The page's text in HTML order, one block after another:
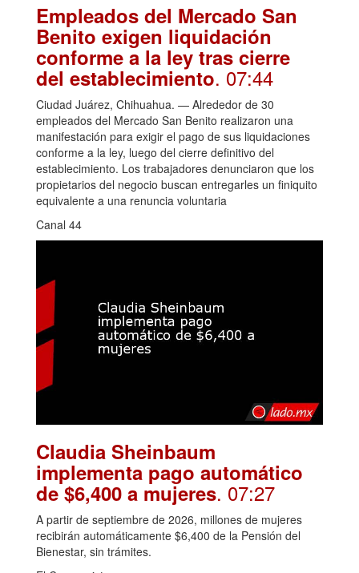
Empleados del Mercado San
Benito exigen liquidación
conforme a la ley tras cierre
del establecimiento. 07:44
Ciudad Juárez, Chihuahua. — Alrededor de 30
empleados del Mercado San Benito realizaron una
manifestación para exigir el pago de sus liquidaciones
conforme a la ley, luego del cierre definitivo del
establecimiento. Los trabajadores denunciaron que los
propietarios del negocio buscan entregarles un finiquito
equivalente a una renuncia voluntaria
Canal 44
Claudia Sheinbaum
implementa pago automático
de $6,400 a mujeres. 07:27
A partir de septiembre de 2026, millones de mujeres
recibirán automáticamente $6,400 de la Pensión del
Bienestar, sin trámites.